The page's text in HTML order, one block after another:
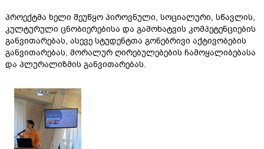
პროექტმა ხელი შეუწყო პიროვნული, სოციალური, სწავლის,
კულტურული ცნობიერებისა და გამოხატვის კომპეტენციების
განვითარებას, ასევე სტუდენტთა გონებრივი აქტივობების
განვითარებას, მორალურ ღირებულებების ჩამოყალიბებასა
და პლურალიზმის განვითარებას.